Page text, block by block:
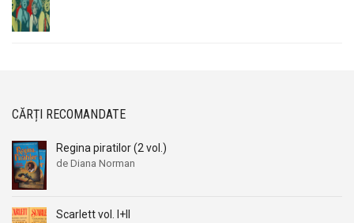
CĂRȚI RECOMANDATE
Regina piratilor (2 vol.)
de Diana Norman
Scarlett vol. I+II